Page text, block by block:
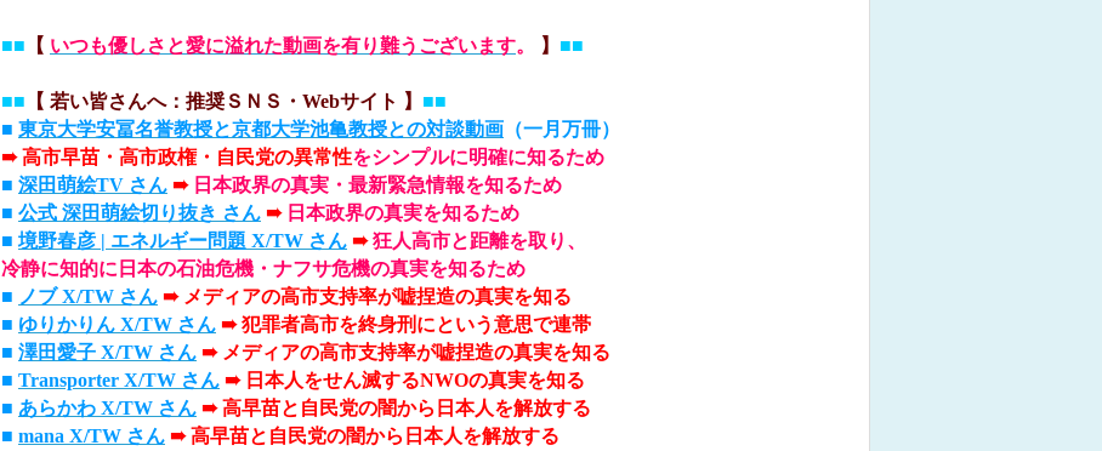
■■ 【 いつも優しさと愛に溢れた動画を有り難うございます。 】 ■■
■■ 【 若い皆さんへ：推奨ＳＮＳ・Webサイト 】 ■■
■ 東京大学安冨名誉教授と京都大学池亀教授との対談動画 （一月万冊）
➠高市早苗・高市政権・自民党の異常性をシンプルに明確に知るため
■ 深田萌絵TV さん ➠ 日本政界の真実・最新緊急情報を知るため
■ 公式 深田萌絵切り抜き さん ➠ 日本政界の真実を知るため
■ 境野春彦 | エネルギー問題 X/TW さん ➠狂人高市と距離を取り、
冷静に知的に日本の石油危機・ナフサ危機の真実を知るため
■ ノブ X/TW さん ➠ メディアの高市支持率が嘘捏造の真実を知る
■ ゆりかりん X/TW さん ➠ 犯罪者高市を終身刑にという意思で連帯
■ 澤田愛子 X/TW さん ➠ メディアの高市支持率が嘘捏造の真実を知る
■ Transporter X/TW さん ➠ 日本人をせん滅するNWOの真実を知る
■ あらかわ X/TW さん ➠ 高早苗と自民党の闇から日本人を解放する
■ mana X/TW さん ➠ 高早苗と自民党の闇から日本人を解放する